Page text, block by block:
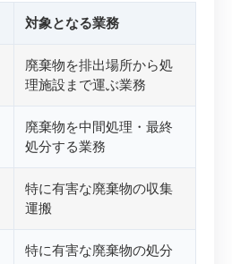
対象となる業務
廃棄物を排出場所から処
理施設まで運ぶ業務
廃棄物を中間処理・最終
処分する業務
特に有害な廃棄物の収集
運搬
特に有害な廃棄物の処分